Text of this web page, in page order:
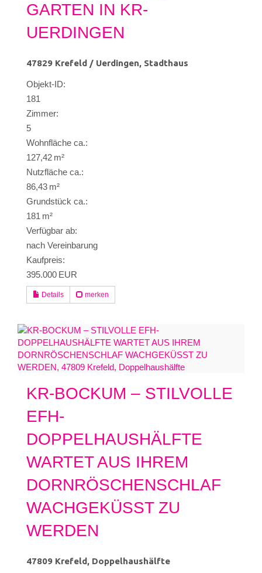
GARTEN IN KR-
UERDINGEN
47829 Krefeld / Uerdingen, Stadthaus
Objekt-ID:
181
Zimmer:
5
Wohnfläche ca.:
127,42 m²
Nutzfläche ca.:
86,43 m²
Grund­stück ca.:
181 m²
Verfügbar ab:
nach Vereinbarung
Kaufpreis:
395.000 EUR
Details merken
KR-BOCKUM – STILVOLLE
EFH-
DOPPELHAUSHÄLFTE
WARTET AUS IHREM
DORNRÖSCHENSCHLAF
WACHGEKÜSST ZU
WERDEN
47809 Krefeld, Doppelhaushälfte